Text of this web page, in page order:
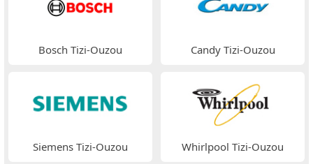
Bosch Tizi-Ouzou Candy Tizi-Ouzou
Siemens Tizi-Ouzou Whirlpool Tizi-Ouzou